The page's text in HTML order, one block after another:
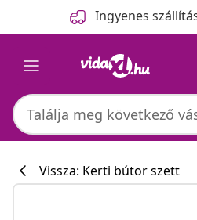
Ingyenes
Vissza: Kerti bútor szett